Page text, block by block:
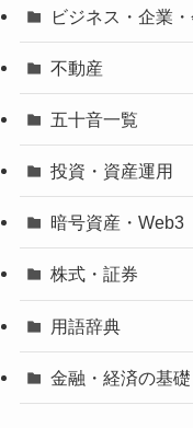
ビジネス・企業
不動産
五十音一覧
投資・資産運用
暗号資産・Web3
株式・証券
用語辞典
金融・経済の基礎